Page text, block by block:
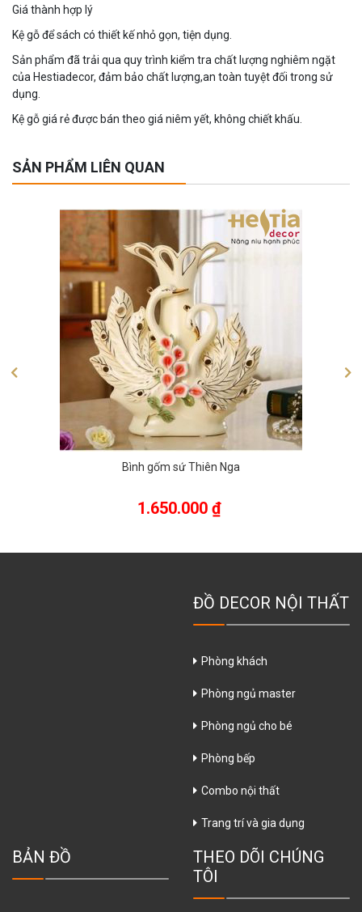
Giá thành hợp lý
Kệ gỗ để sách có thiết kế nhỏ gọn, tiện dụng.
Sản phẩm đã trải qua quy trình kiểm tra chất lượng nghiêm ngặt
của Hestiadecor, đảm bảo chất lượng,an toàn tuyệt đối trong sử
dụng.
Kệ gỗ giá rẻ được bán theo giá niêm yết, không chiết khấu.
SẢN PHẨM LIÊN QUAN
Bình gốm sứ Thiên Nga
1.650.000 ₫
ĐỒ DECOR NỘI THẤT
Phòng khách
Phòng ngủ master
Phòng ngủ cho bé
Phòng bếp
Combo nội thất
Trang trí và gia dụng
BẢN ĐỒ
THEO DÕI CHÚNG
TÔI